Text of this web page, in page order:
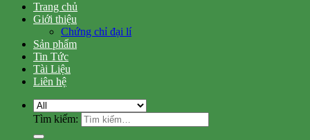
Trang chủ
Giới thiệu
Chứng chỉ đại lí
Sản phẩm
Tin Tức
Tài Liệu
Liên hệ
Tìm kiếm: